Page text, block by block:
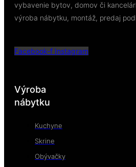
vybavenie bytov, domov či
výroba nábytku, montáž, predaj
Facebook-f Instagram
Výroba
nábytku
Kuchyne
Skrine
Obývačky